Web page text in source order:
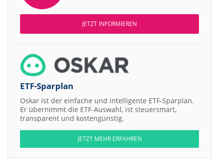
JETZT INFORMIEREN
ETF-Sparplan
Oskar ist der einfache und intelligente ETF-Sparplan.
Er übernimmt die ETF-Auswahl, ist steuersmart,
transparent und kostengünstig.
JETZT MEHR ERFAHREN